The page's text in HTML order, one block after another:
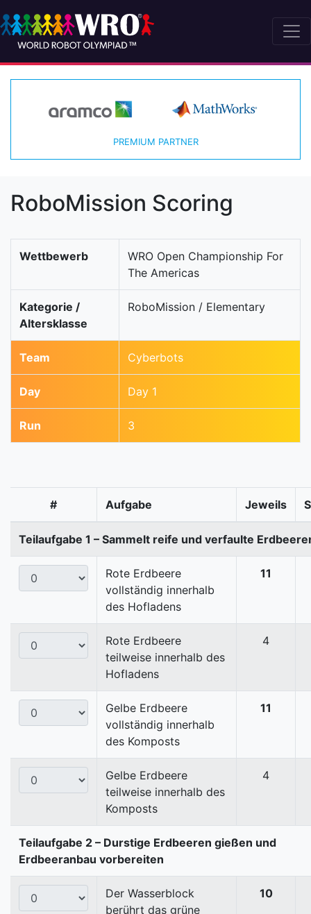
PREMIUM PARTNER
RoboMission Scoring
Wettbewerb
WRO Open Championship For
The Americas
Kategorie /
Altersklasse
RoboMission / Elementary
Team Cyberbots
Day Day 1
Run 3
# Aufgabe Jeweils
Teilaufgabe 1 – Sammelt reife und verfaulte
Rote Erdbeere
vollständig innerhalb
des Hofladens
11
Rote Erdbeere
teilweise innerhalb des
Hofladens
4
Gelbe Erdbeere
vollständig innerhalb
des Komposts
11
Gelbe Erdbeere
teilweise innerhalb des
Komposts
4
Teilaufgabe 2 – Durstige Erdbeeren gießen und
Erdbeeranbau vorbereiten
Der Wasserblock
berührt das grüne
10